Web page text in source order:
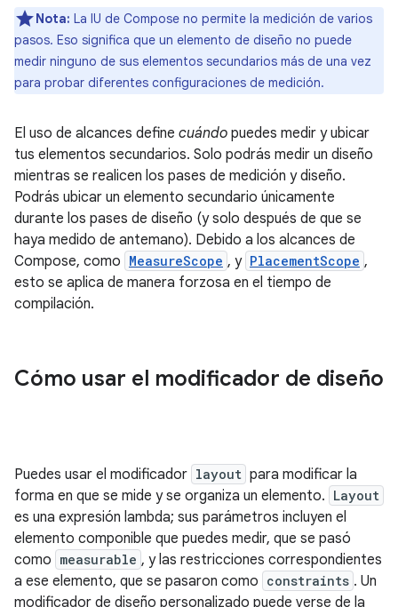
Nota: La IU de Compose no permite la medición de varios
pasos. Eso significa que un elemento de diseño no puede
medir ninguno de sus elementos secundarios más de una vez
para probar diferentes configuraciones de medición.
El uso de alcances define cuándo puedes medir y ubicar
tus elementos secundarios. Solo podrás medir un diseño
mientras se realicen los pases de medición y diseño.
Podrás ubicar un elemento secundario únicamente
durante los pases de diseño (y solo después de que se
haya medido de antemano). Debido a los alcances de
Compose, como MeasureScope , y PlacementScope ,
esto se aplica de manera forzosa en el tiempo de
compilación.
Cómo usar el modificador de diseño
Puedes usar el modificador layout para modificar la
forma en que se mide y se organiza un elemento. Layout
es una expresión lambda; sus parámetros incluyen el
elemento componible que puedes medir, que se pasó
como measurable , y las restricciones correspondientes
a ese elemento, que se pasaron como constraints . Un
modificador de diseño personalizado puede verse de la